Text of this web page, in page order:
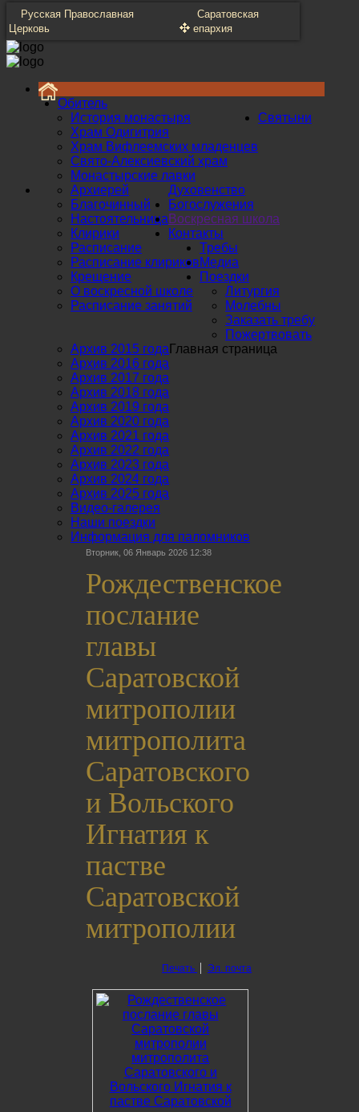
Русская Православная
Церковь
Саратовская
епархия
Обитель
История монастыря
Храм Одигитрия
Храм Вифлеемских младенцев
Свято-Алексиевский храм
Монастырские лавки
Святыни
Духовенство
Архиерей
Благочинный
Настоятельница
Клирики
Богослужения
Расписание
Расписание клириков
Крещение
Воскресная школа
О воскресной школе
Расписание занятий
Контакты
Требы
Литургия
Молебны
Заказать требу
Пожертвовать
Медиа
Архив 2015 года
Архив 2016 года
Архив 2017 года
Архив 2018 года
Архив 2019 года
Архив 2020 года
Архив 2021 года
Архив 2022 года
Архив 2023 года
Архив 2024 года
Архив 2025 года
Видео-галерея
Поездки
Наши поездки
Информация для паломников
Главная страница
Вторник, 06 Январь 2026 12:38
Рождественское
послание
главы
Саратовской
митрополии
митрополита
Саратовского
и Вольского
Игнатия к
пастве
Саратовской
митрополии
Печать Эл. почта